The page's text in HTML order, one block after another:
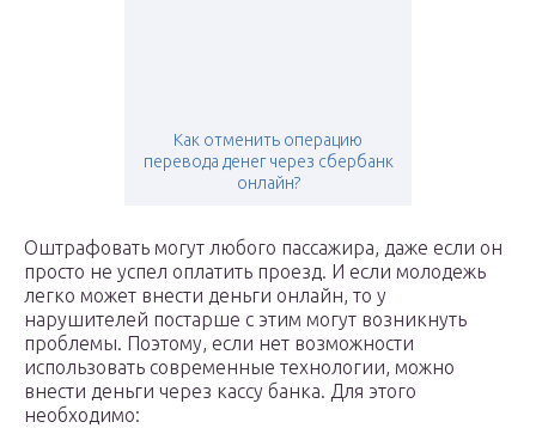
Как отменить операцию
перевода денег через сбербанк
онлайн?
Оштрафовать могут любого пассажира, даже если он
просто не успел оплатить проезд. И если молодежь
легко может внести деньги онлайн, то у
нарушителей постарше с этим могут возникнуть
проблемы. Поэтому, если нет возможности
использовать современные технологии, можно
внести деньги через кассу банка. Для этого
необходимо: